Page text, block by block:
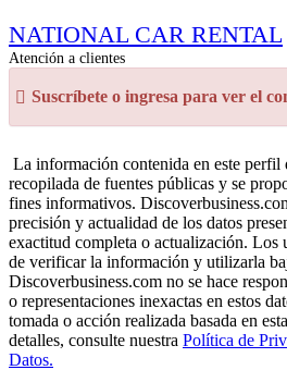
NATIONAL CAR RENTAL
Atención a clientes
Suscríbete o ingresa para ver el
La información contenida en este perfil
recopilada de fuentes públicas y se
fines informativos.
precisión y actualidad de los datos
exactitud completa o actualización. Los
de verificar la información y utilizarla
Discoverbusiness.com no se hace
o representaciones inexactas en estos
tomada o acción realizada basada en
detalles, consulte nuestra Política de
Datos.